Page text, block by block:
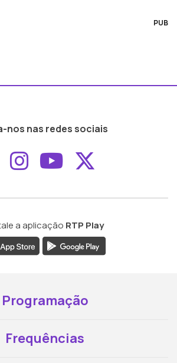
PUB
nos nas redes sociais
ao
Aceder ao
Aceder ao
a aplicação RTP Play
Programação
Frequências